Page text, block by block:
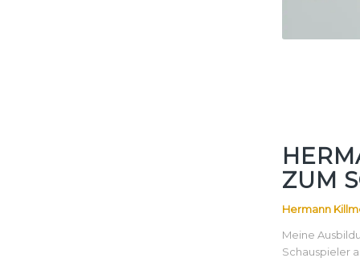
ZUM
Hermann
Meine
Schauspieler